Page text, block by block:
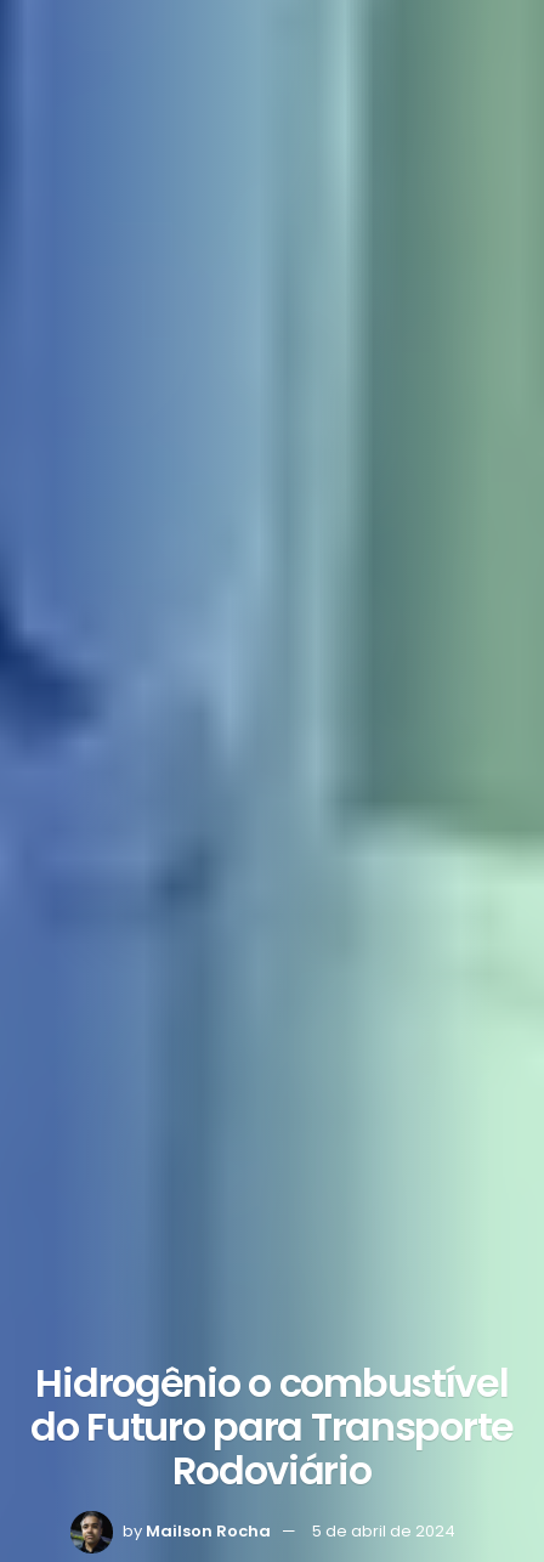
Hidrogênio o combustível
do Futuro para Transporte
Rodoviário
by Mailson Rocha 5 de abril de 2024